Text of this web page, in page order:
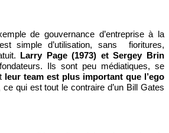
de gouvernance d’entreprise à la
simple d’utilisation, sans fioritures,
Larry Page (1973) et Sergey Brin
Ils sont peu médiatiques, se
leur team est plus important que l’ego
ce qui est tout le contraire d’un Bill Gates